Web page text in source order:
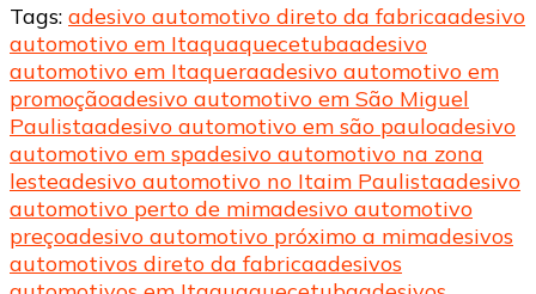
Tags: adesivo automotivo direto da fabricaadesivo
automotivo em Itaquaquecetubaadesivo
automotivo em Itaqueraadesivo automotivo em
promoçãoadesivo automotivo em São Miguel
Paulistaadesivo automotivo em são pauloadesivo
automotivo em spadesivo automotivo na zona
lesteadesivo automotivo no Itaim Paulistaadesivo
automotivo perto de mimadesivo automotivo
preçoadesivo automotivo próximo a mimadesivos
automotivos direto da fabricaadesivos